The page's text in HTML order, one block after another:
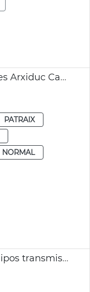
Nuevos pasos de peatones Arxiduc Carles
PATRAIX
NORMAL
Licitación suministro equipos transmisión digitalización ciclo del agua